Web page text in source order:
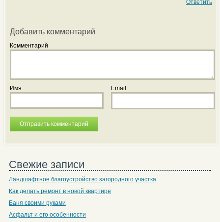
Ответить
Добавить комментарий
Комментарий
Имя Email
Свежие записи
Ландшафтное благоустройство загородного участка
Как делать ремонт в новой квартире
Баня своими руками
Асфальт и его особенности